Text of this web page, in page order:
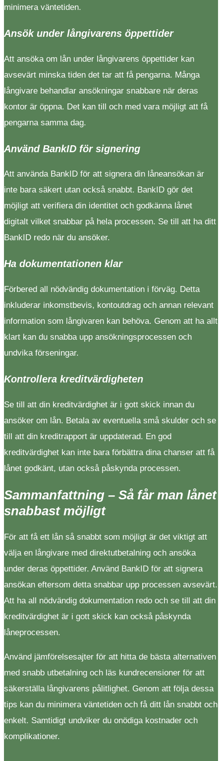
minimera väntetiden.
Ansök under långivarens öppettider
Att ansöka om lån under långivarens öppettider kan
avsevärt minska tiden det tar att få pengarna. Många
långivare behandlar ansökningar snabbare när deras
kontor är öppna. Det kan till och med vara möjligt att få
pengarna samma dag.
Använd BankID för signering
Att använda BankID för att signera din låneansökan är
inte bara säkert utan också snabbt. BankID gör det
möjligt att verifiera din identitet och godkänna lånet
digitalt vilket snabbar på hela processen. Se till att ha ditt
BankID redo när du ansöker.
Ha dokumentationen klar
Förbered all nödvändig dokumentation i förväg. Detta
inkluderar inkomstbevis, kontoutdrag och annan relevant
information som långivaren kan behöva. Genom att ha allt
klart kan du snabba upp ansökningsprocessen och
undvika förseningar.
Kontrollera kreditvärdigheten
Se till att din kreditvärdighet är i gott skick innan du
ansöker om lån. Betala av eventuella små skulder och se
till att din kreditrapport är uppdaterad. En god
kreditvärdighet kan inte bara förbättra dina chanser att få
lånet godkänt, utan också påskynda processen.
Sammanfattning – Så får man lånet
snabbast möjligt
För att få ett lån så snabbt som möjligt är det viktigt att
välja en långivare med direktutbetalning och ansöka
under deras öppettider. Använd BankID för att signera
ansökan eftersom detta snabbar upp processen avsevärt.
Att ha all nödvändig dokumentation redo och se till att din
kreditvärdighet är i gott skick kan också påskynda
låneprocessen.
Använd jämförelsesajter för att hitta de bästa alternativen
med snabb utbetalning och läs kundrecensioner för att
säkerställa långivarens pålitlighet. Genom att följa dessa
tips kan du minimera väntetiden och få ditt lån snabbt och
enkelt. Samtidigt undviker du onödiga kostnader och
komplikationer.